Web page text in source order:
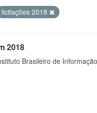
licitações 2018
2018
Brasileiro de